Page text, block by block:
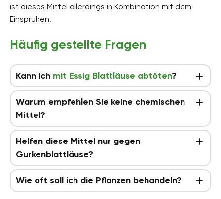
ist dieses Mittel allerdings in Kombination mit dem
Einsprühen.
Häufig gestellte Fragen
Kann ich mit Essig Blattläuse abtöten?
Warum empfehlen Sie keine chemischen
Mittel?
Helfen diese Mittel nur gegen
Gurkenblattläuse?
Wie oft soll ich die Pflanzen behandeln?